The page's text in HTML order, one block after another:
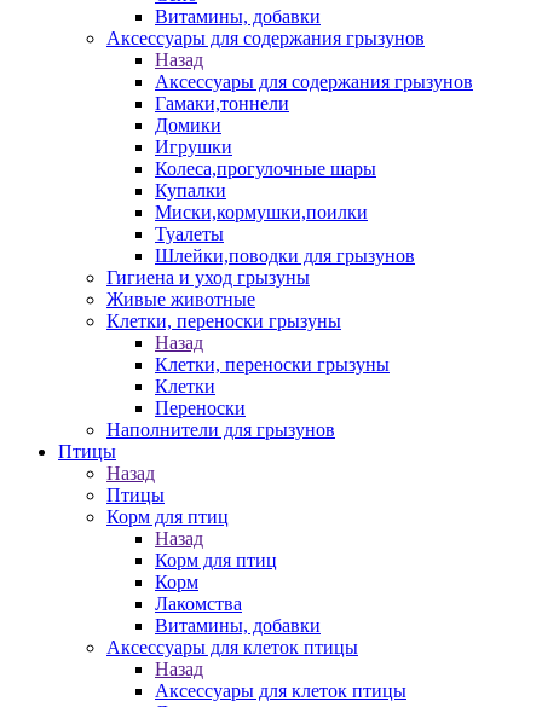
Витамины, добавки
Аксессуары для содержания грызунов
Назад
Аксессуары для содержания грызунов
Гамаки,тоннели
Домики
Игрушки
Колеса,прогулочные шары
Купалки
Миски,кормушки,поилки
Туалеты
Шлейки,поводки для грызунов
Гигиена и уход грызуны
Живые животные
Клетки, переноски грызуны
Назад
Клетки, переноски грызуны
Клетки
Переноски
Наполнители для грызунов
Птицы
Назад
Птицы
Корм для птиц
Назад
Корм для птиц
Корм
Лакомства
Витамины, добавки
Аксессуары для клеток птицы
Назад
Аксессуары для клеток птицы